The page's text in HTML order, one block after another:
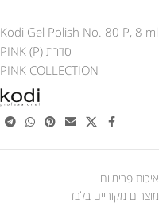
Kodi Gel Polish No. 80 P, 8 ml
סדרת PINK (P)
PINK COLLECTION
איכות פרימיום
מוצרים מקוריים בלבד